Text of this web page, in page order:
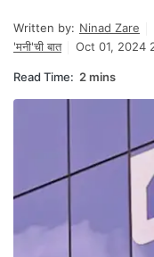
Written by: Ninad Zare
'मनी'ची बात
Oct 01, 2024
Read Time: 2 mins